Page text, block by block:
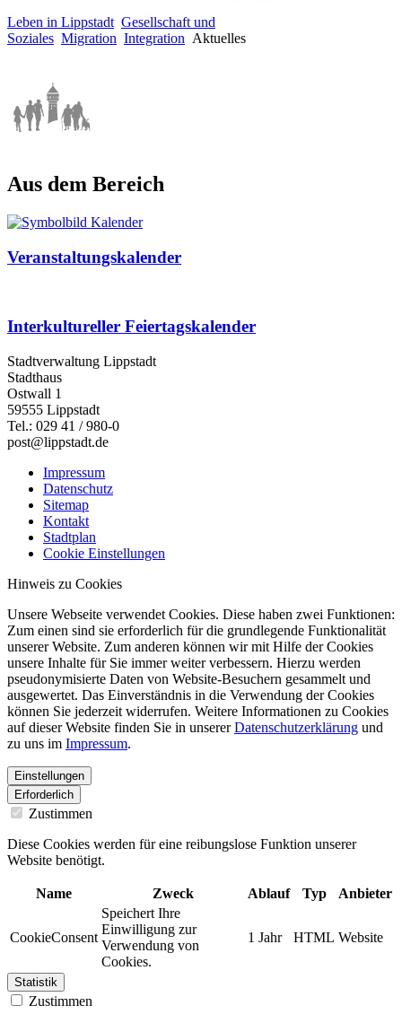
Leben in Lippstadt Gesellschaft und
Soziales Migration Integration Aktuelles
Aus dem Bereich
Veranstaltungskalender
Interkultureller Feiertagskalender
Stadtverwaltung Lippstadt
Stadthaus
Ostwall 1
59555 Lippstadt
Tel.: 029 41 / 980-0
post@lippstadt.de
Impressum
Datenschutz
Sitemap
Kontakt
Stadtplan
Cookie Einstellungen
Hinweis zu Cookies
Unsere Webseite verwendet Cookies. Diese haben zwei Funktionen:
Zum einen sind sie erforderlich für die grundlegende Funktionalität
unserer Website. Zum anderen können wir mit Hilfe der Cookies
unsere Inhalte für Sie immer weiter verbessern. Hierzu werden
pseudonymisierte Daten von Website-Besuchern gesammelt und
ausgewertet. Das Einverständnis in die Verwendung der Cookies
können Sie jederzeit widerrufen. Weitere Informationen zu Cookies
auf dieser Website finden Sie in unsererDatenschutzerklärung und
zu uns im Impressum.
Einstellungen
Erforderlich
Zustimmen
Diese Cookies werden für eine reibungslose Funktion unserer
Website benötigt.
Name Zweck Ablauf Typ Anbieter
CookieConsent
Speichert Ihre
Einwilligung zur
Verwendung von
Cookies.
1 Jahr HTML Website
Statistik
Zustimmen